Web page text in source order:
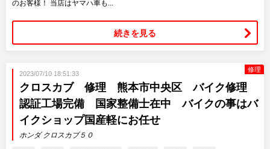
のお客様！ 当店はヤマハ車も...
続きを見る
修理
2023/07/10 18:51:33
クロスカブ 修理 熊本市中央区 バイク修理
認証工場完備 国家整備士在中 バイクの事はバ
イクショップ国産軽にお任せ
ホンダ クロスカブ５０